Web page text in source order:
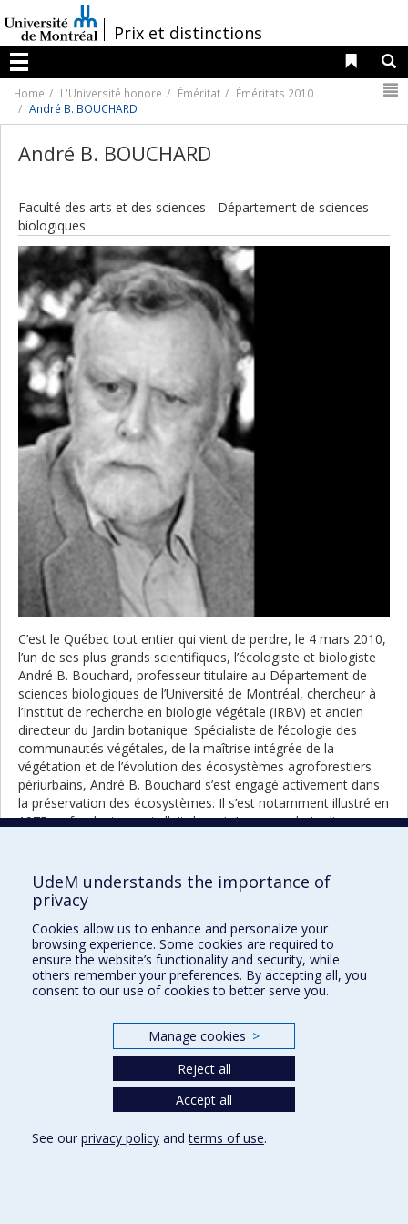
au
contenu
/Prix et distinctions
Menu
Liens
Home L'Université honore Éméritat
Éméritats 2010
André B. BOUCHARD
André B. BOUCHARD
Faculté des arts et des sciences - Département de sciences
biologiques
C’est le Québec tout entier qui vient de perdre, le 4 mars 2010,
l’un de ses plus grands scientifiques, l’écologiste et biologiste
André B. Bouchard, professeur titulaire au Département de
sciences biologiques de l’Université de Montréal, chercheur à
l’Institut de recherche en biologie végétale (IRBV) et ancien
directeur du Jardin botanique. Spécialiste de l’écologie des
communautés végétales, de la maîtrise intégrée de la
végétation et de l’évolution des écosystèmes agroforestiers
périurbains, André B. Bouchard s’est engagé activement dans
la préservation des écosystèmes. Il s’est notamment illustré en
1975 en fondant ce qui allait devenir Les amis du Jardin
mena à la création du Réseau des grands parcs de Montréal.
Rassembleur et pédagogue hors pair, il a dirigé plus de 45
étudiants à la maîtrise et au doctorat, s’imposant comme un
modèle pour plusieurs générations de jeunes chercheurs et
d’écologistes.
Back to full list of portraits
UdeM understands the importance of
privacy
Cookies allow us to enhance and personalize your
browsing experience. Some cookies are required to
ensure the website’s functionality and security, while
others remember your preferences. By accepting all, you
consent to our use of cookies to better serve you.
Manage cookies >
Reject all
Accept all
See our privacy policy andterms of use.